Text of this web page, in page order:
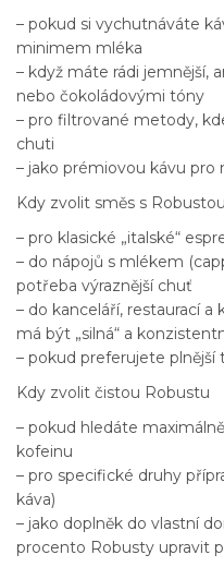
– pokud si vychutnáváte
minimem mléka
– když máte rádi jemnější,
nebo čokoládovými tóny
– pro filtrované metody,
chuti
– jako prémiovou kávu pro
Kdy zvolit směs s Robustou
– pro klasické „italské“
– do nápojů s mlékem
potřeba výraznější chuť
– do kanceláří, restaurací a
má být „silná“ a
– pokud preferujete plnější
Kdy zvolit čistou Robustu
– pokud hledáte
kofeinu
– pro specifické druhy
káva)
– jako doplněk do vlastní
procento Robusty upravit